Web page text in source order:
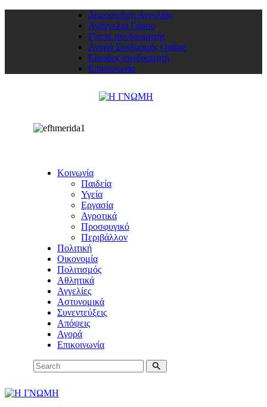
Δημοσιεύση Αγγελίας
Αναγγελία Γάμου
Γίνετε συνδρομητής
Αγορά Συνδρομής Online
Είσοδος συνδρομητή
Επικοινωνία
Κοινωνία
Παιδεία
Υγεία
Εργασία
Αγροτικά
Προσφυγικό
Περιβάλλον
Πολιτική
Οικονομία
Πολιτισμός
Αθλητικά
Αγγελίες
Αστυνομικά
Συνεντεύξεις
Απόψεις
Αγορά
Επικοινωνία